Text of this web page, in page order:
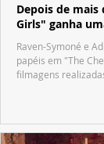
Depois de mais
Girls" ganha
Raven-Symoné e
papéis em "The
filmagens